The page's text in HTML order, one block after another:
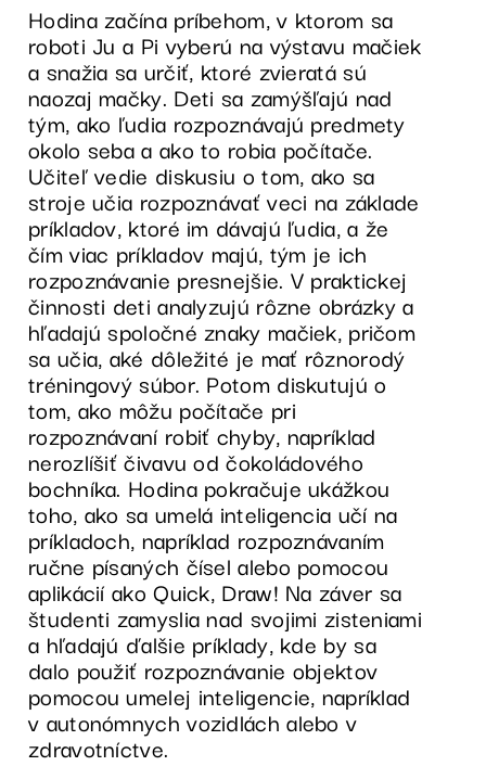
Hodina začína príbehom, v ktorom sa
roboti Ju a Pi vyberú na výstavu mačiek
a snažia sa určiť, ktoré zvieratá sú
naozaj mačky. Deti sa zamýšľajú nad
tým, ako ľudia rozpoznávajú predmety
okolo seba a ako to robia počítače.
Učiteľ vedie diskusiu o tom, ako sa
stroje učia rozpoznávať veci na základe
príkladov, ktoré im dávajú ľudia, a že
čím viac príkladov majú, tým je ich
rozpoznávanie presnejšie. V praktickej
činnosti deti analyzujú rôzne obrázky a
hľadajú spoločné znaky mačiek, pričom
sa učia, aké dôležité je mať rôznorodý
tréningový súbor. Potom diskutujú o
tom, ako môžu počítače pri
rozpoznávaní robiť chyby, napríklad
nerozlíšiť čivavu od čokoládového
bochníka. Hodina pokračuje ukážkou
toho, ako sa umelá inteligencia učí na
príkladoch, napríklad rozpoznávaním
ručne písaných čísel alebo pomocou
aplikácií ako Quick, Draw! Na záver sa
študenti zamyslia nad svojimi zisteniami
a hľadajú ďalšie príklady, kde by sa
dalo použiť rozpoznávanie objektov
pomocou umelej inteligencie, napríklad
v autonómnych vozidlách alebo v
zdravotníctve.